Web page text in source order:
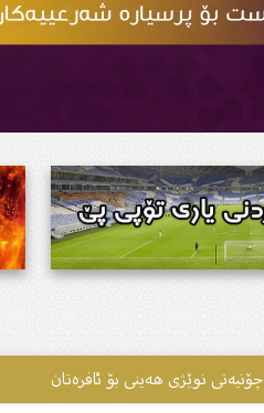
چۆنیەتی نوێژی هەینی بۆ ئافرەتان